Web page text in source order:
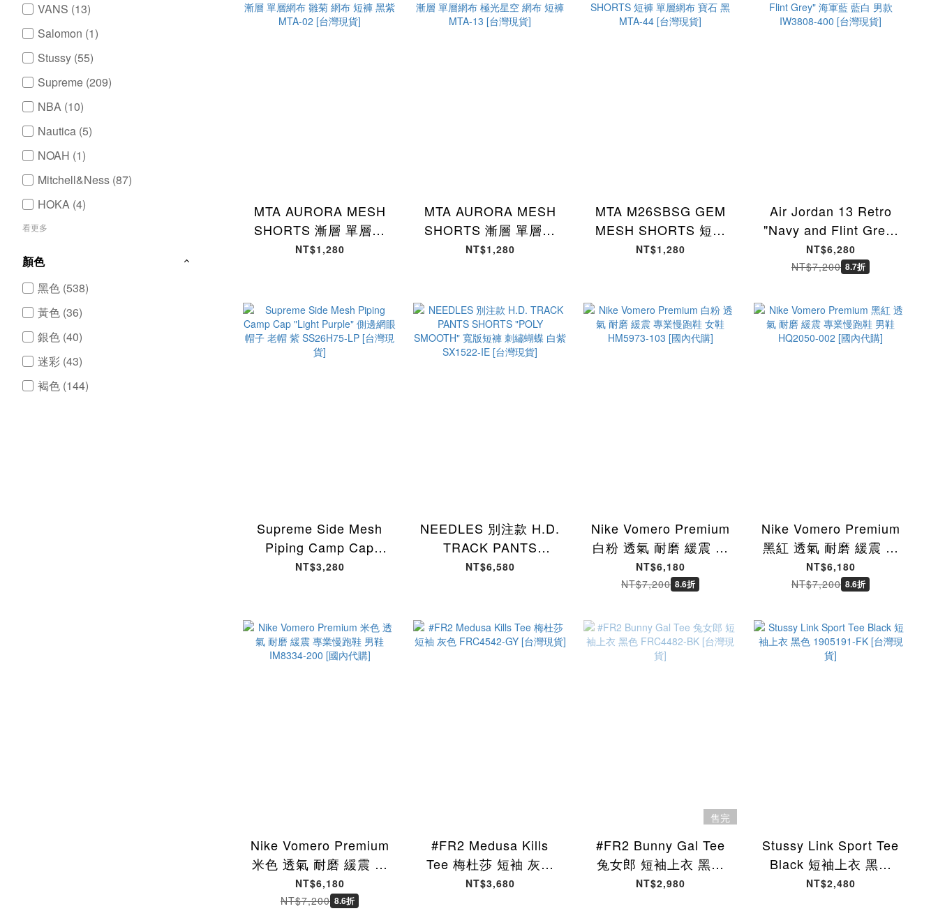
VANS (13)
Salomon (1)
Stussy (55)
Supreme (209)
NBA (10)
Nautica (5)
NOAH (1)
Mitchell&Ness (87)
HOKA (4)
看更多
顏色
黑色 (538)
黃色 (36)
銀色 (40)
迷彩 (43)
褐色 (144)
MTA AURORA MESH
SHORTS 漸層 單層網
布 雛菊 網布 短褲 黑紫
NT$1,280
MTA AURORA MESH
SHORTS 漸層 單層網
布 極光星空 網布 短褲
NT$1,280
MTA M26SBSG GEM
MESH SHORTS 短褲
單層網布 寶石 黑 MTA-
NT$1,280
Air Jordan 13 Retro
"Navy and Flint Grey"
海軍藍 藍白 男款
IW3808-400 [台灣現貨]
NT$6,280
NT$7,200 8.7折
Supreme Side Mesh
Piping Camp Cap
"Light Purple" 側邊網眼
NT$3,280
NEEDLES 別注款 H.D.
TRACK PANTS
SHORTS "POLY
[台灣現貨]
NT$6,580
Nike Vomero Premium
白粉 透氣 耐磨 緩震 專
業慢跑鞋 女鞋
HM5973-103 [國內代
NT$6,180
NT$7,200 8.6折
Nike Vomero Premium
黑紅 透氣 耐磨 緩震 專
業慢跑鞋 男鞋
HQ2050-002 [國內代
NT$6,180
NT$7,200 8.6折
Nike Vomero Premium
米色 透氣 耐磨 緩震 專
業慢跑鞋 男鞋 IM8334-
200 [國內代購]
NT$6,180
NT$7,200 8.6折
#FR2 Medusa Kills
Tee 梅杜莎 短袖 灰色
FRC4542-GY [台灣現
NT$3,680
售完
#FR2 Bunny Gal Tee
兔女郎 短袖上衣 黑色
FRC4482-BK [台灣現
NT$2,980
Stussy Link Sport Tee
Black 短袖上衣 黑色
1905191-FK [台灣現貨]
NT$2,480